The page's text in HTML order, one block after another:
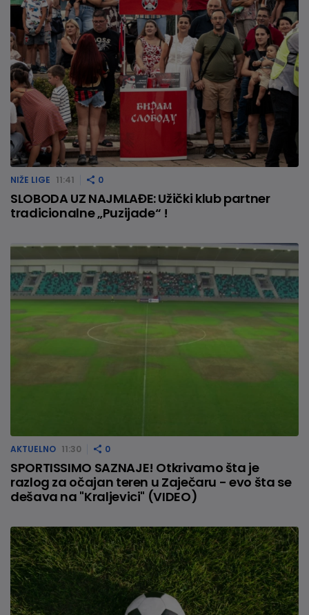
NIŽE LIGE 11:41 0
SLOBODA UZ NAJMLAĐE: Užički klub partner
tradicionalne „Puzijade“ !
AKTUELNO 11:30 0
SPORTISSIMO SAZNAJE! Otkrivamo šta je
razlog za očajan teren u Zaječaru - evo šta se
dešava na "Kraljevici" (VIDEO)